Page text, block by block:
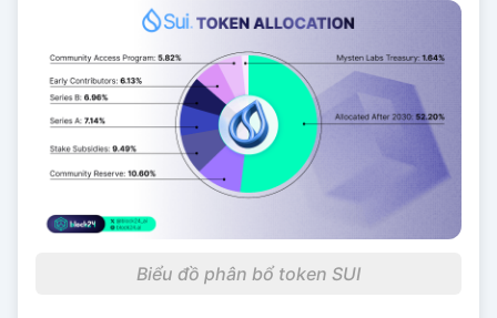
Biểu đồ phân bổ token SUI